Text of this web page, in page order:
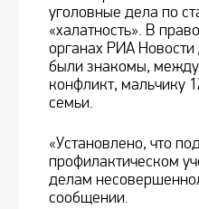
уголовные дела по
«халатность». В
органах РИА Новости
были знакомы,
конфликт, мальчику
семьи.
«Установлено, что
профилактическом
делам
сообщении.